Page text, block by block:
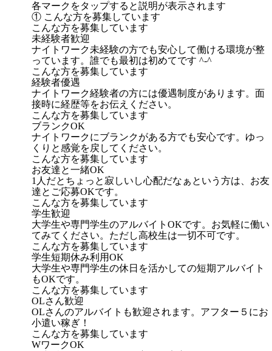
各マークをタップすると説明が表示されます
① こんな方を募集しています
こんな方を募集しています
未経験者歓迎
ナイトワーク未経験の方でも安心して働ける環境が整
っています。誰でも最初は初めてです ^-^
こんな方を募集しています
経験者優遇
ナイトワーク経験者の方には優遇制度があります。面
接時に経歴等をお伝えください。
こんな方を募集しています
ブランクOK
ナイトワークにブランクがある方でも安心です。ゆっ
くりと感覚を戻してください。
こんな方を募集しています
お友達と一緒OK
1人だとちょっと寂しいし心配だなぁという方は、お友
達とご応募OKです。
こんな方を募集しています
学生歓迎
大学生や専門学生のアルバイトOKです。お気軽に働い
てみてください。ただし高校生は一切不可です。
こんな方を募集しています
学生短期休み利用OK
大学生や専門学生の休日を活かしての短期アルバイト
もOKです。
こんな方を募集しています
OLさん歓迎
OLさんのアルバイトも歓迎されます。アフター５にお
小遣い稼ぎ！
こんな方を募集しています
WワークOK